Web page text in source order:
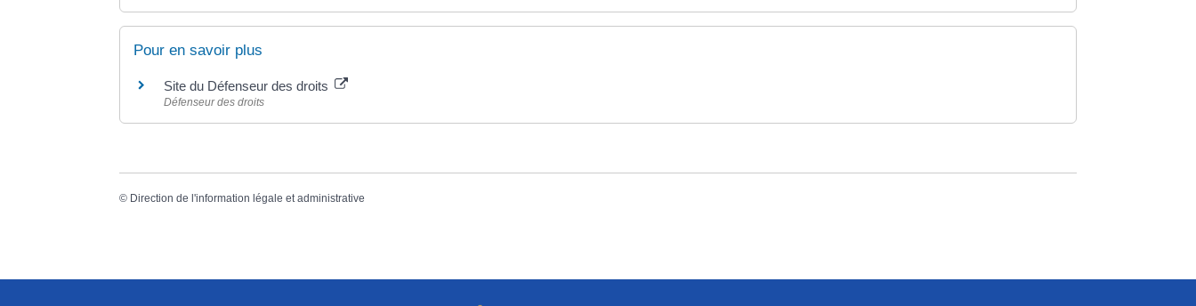
Pour en savoir plus
Site du Défenseur des droits
Défenseur des droits
© Direction de l'information légale et administrative